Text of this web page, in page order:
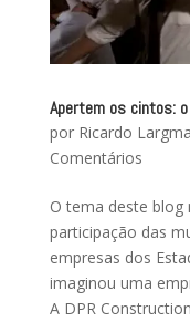
Apertem os cintos: o
por Ricardo
Comentários
O tema deste blog
participação das
empresas dos
imaginou uma
A DPR